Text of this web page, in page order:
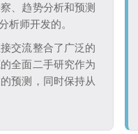
、趋势分析和预测
析师开发的。
交流整合了广泛的
全面二手研究作为
预测，同时保持从